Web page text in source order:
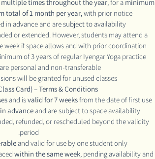
multiple times throughout the year, for a minimum
total of 1 month per year, with prior notice.
in advance and are subject to availability.
or extended. However, students may attend a
week if space allows and with prior coordination.
of 3 years of regular Iyengar Yoga practice.
personal and non-transferable.
will be granted for unused classes.
Card) – Terms & Conditions
and isvalid for 7 weeksfrom the date of first use.
advance and are subject to space availability.
refunded, or rescheduled beyond the validity
period.
and valid for use by one student only.
within the same week, pending availability and